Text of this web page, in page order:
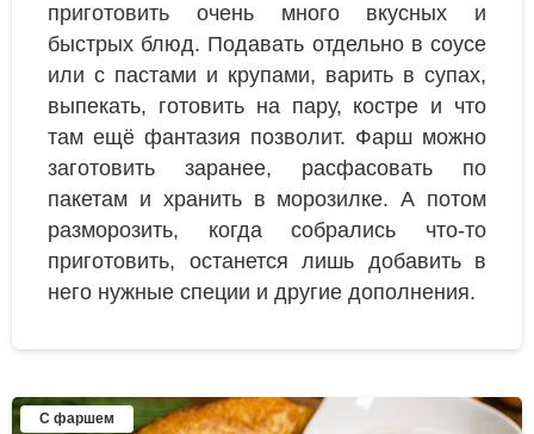
приготовить очень много вкусных и
быстрых блюд. Подавать отдельно в соусе
или с пастами и крупами, варить в супах,
выпекать, готовить на пару, костре и что
там ещё фантазия позволит. Фарш можно
заготовить заранее, расфасовать по
пакетам и хранить в морозилке. А потом
разморозить, когда собрались что-то
приготовить, останется лишь добавить в
него нужные специи и другие дополнения.
С фаршем